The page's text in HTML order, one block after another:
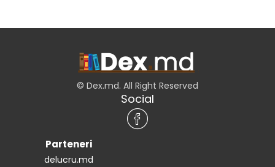
© Dex.md. All Right Reserved
Social
Parteneri
delucru.md